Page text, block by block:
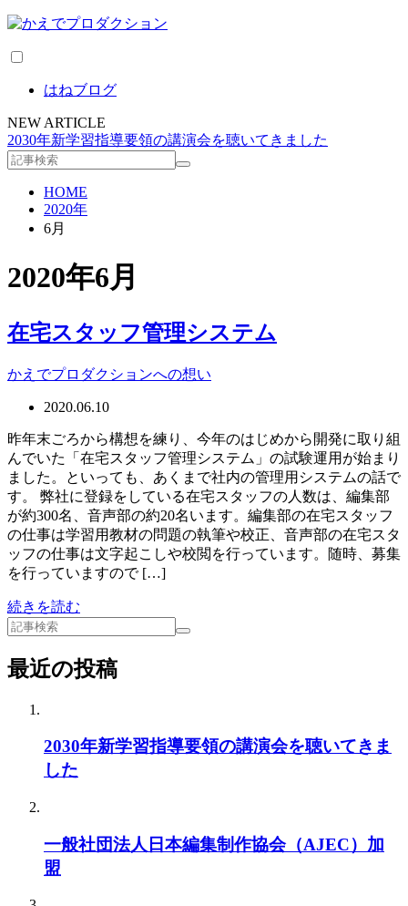
はねブログ
NEW ARTICLE
2030年新学習指導要領の講演会を聴いてきました
HOME
2020年
6月
2020年6月
在宅スタッフ管理システム
かえでプロダクションへの想い
2020.06.10
昨年末ごろから構想を練り、今年のはじめから開発に取り組
んでいた「在宅スタッフ管理システム」の試験運用が始まり
ました。といっても、あくまで社内の管理用システムの話で
す。 弊社に登録をしている在宅スタッフの人数は、編集部
が約300名、音声部の約20名います。編集部の在宅スタッフ
の仕事は学習用教材の問題の執筆や校正、音声部の在宅スタ
ッフの仕事は文字起こしや校閲を行っています。随時、募集
を行っていますので […]
続きを読む
最近の投稿
2030年新学習指導要領の講演会を聴いてきま
した
一般社団法人日本編集制作協会（AJEC）加
盟